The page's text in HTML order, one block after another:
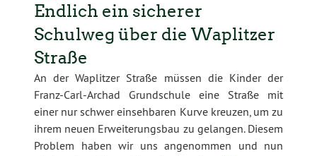
Endlich ein sicherer
Schulweg über die Waplitzer
Straße
An der Waplitzer Straße müssen die Kinder der
Franz-Carl-Archad Grundschule eine Straße mit
einer nur schwer einsehbaren Kurve kreuzen, um zu
ihrem neuen Erweiterungsbau zu gelangen. Diesem
Problem haben wir uns angenommen und nun